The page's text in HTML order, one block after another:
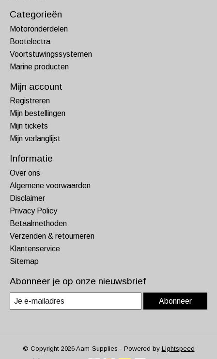
Categorieën
Motoronderdelen
Bootelectra
Voortstuwingssystemen
Marine producten
Mijn account
Registreren
Mijn bestellingen
Mijn tickets
Mijn verlanglijst
Informatie
Over ons
Algemene voorwaarden
Disclaimer
Privacy Policy
Betaalmethoden
Verzenden & retourneren
Klantenservice
Sitemap
Abonneer je op onze nieuwsbrief
Abonneer
© Copyright 2026 Aam-Supplies - Powered by Lightspeed